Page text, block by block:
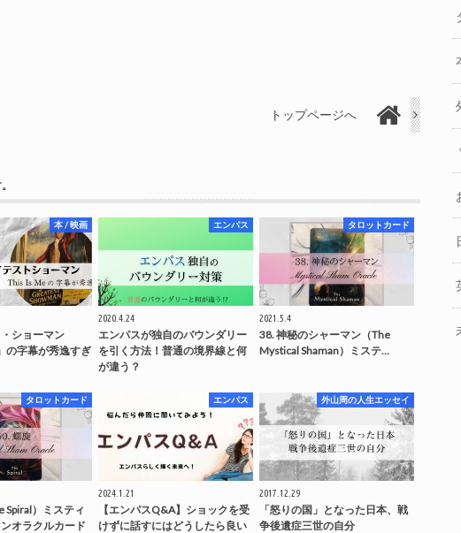
トップページへ
本 / 映画
ショーマン
の字幕が秀逸すぎ
エンパス
2020.4.24
エンパスが独自のバウンダリー
を引く方法！普通の境界線と何
が違う？
タロットカード
2021.5.4
38. 神秘のシャーマン（The
Mystical Shaman）ミステ…
タロットカード
Spiral）ミスティ
オラクルカード
エンパス
2024.1.21
【エンパスQ&A】ショックを受
けずに話すにはどうしたら良い
外山周の人生エッセイ
2017.12.29
「怒りの国」となった日本、戦
争後遺症三世の自分